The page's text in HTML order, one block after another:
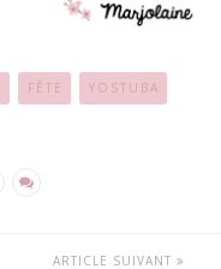
FÊTE YOSTUBA
ARTICLE SUIVANT